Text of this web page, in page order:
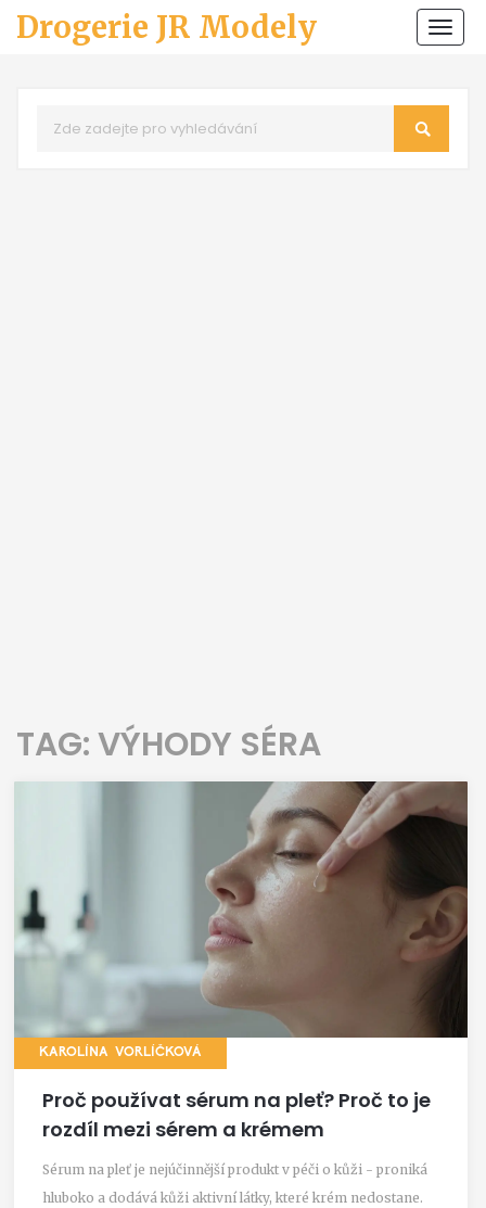
Drogerie JR Modely
TAG: VÝHODY SÉRA
KAROLÍNA VORLÍČKOVÁ
Proč používat sérum na pleť? Proč to je
rozdíl mezi sérem a krémem
Sérum na pleť je nejúčinnější produkt v péči o kůži - proniká
hluboko a dodává kůži aktivní látky, které krém nedostane.